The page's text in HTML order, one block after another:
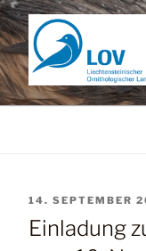
Zum
Inhalt
springen
VERÖFFENTLICHT
AM
14. SEPTEMBER
Einladung